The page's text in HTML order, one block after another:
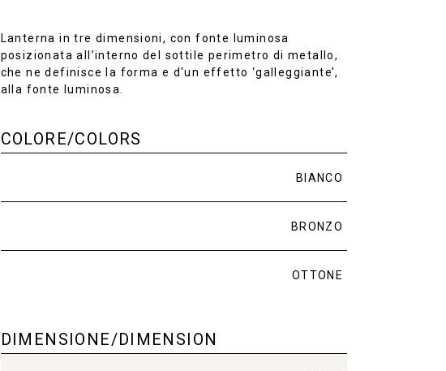
Lanterna in tre dimensioni, con fonte luminosa
posizionata all’interno del sottile perimetro di metallo,
che ne definisce la forma e d'un effetto ‘galleggiante’,
alla fonte luminosa.
COLORE/COLORS
BIANCO
BRONZO
OTTONE
DIMENSIONE/DIMENSION